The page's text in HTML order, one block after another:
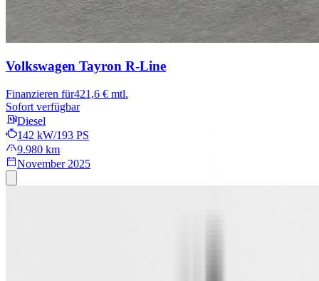
Volkswagen Tayron R-Line
Finanzieren für421,6 € mtl.
Sofort verfügbar
Diesel
142 kW/193 PS
9.980 km
November 2025